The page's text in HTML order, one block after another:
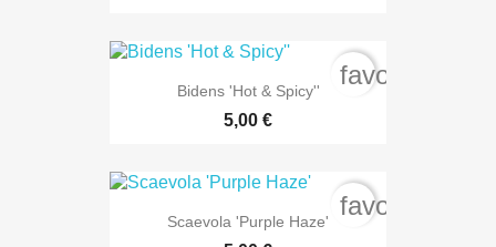
Bidens 'Hot & Spicy''
5,00 €
Scaevola 'Purple Haze'